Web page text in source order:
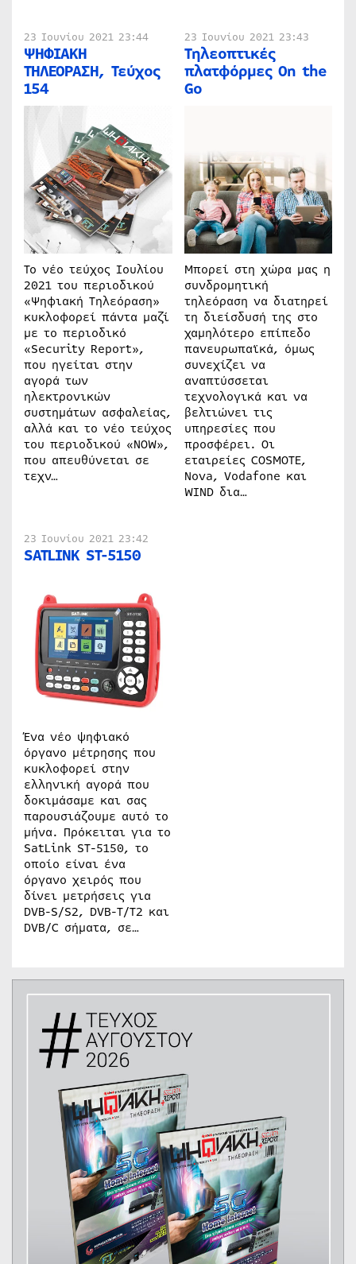
23 Ιουνίου 2021 23:44
ΨΗΦΙΑΚΗ
ΤΗΛΕΟΡΑΣΗ, Τεύχος
154
Το νέο τεύχος Ιουλίου
2021 του περιοδικού
«Ψηφιακή Τηλεόραση»
κυκλοφορεί πάντα μαζί
με το περιοδικό
«Security Report»,
που ηγείται στην
αγορά των
ηλεκτρονικών
συστημάτων ασφαλείας,
αλλά και το νέο τεύχος
του περιοδικού «NOW»,
που απευθύνεται σε
τεχν…
23 Ιουνίου 2021 23:43
Τηλεοπτικές
πλατφόρμες On the
Go
Μπορεί στη χώρα μας η
συνδρομητική
τηλεόραση να διατηρεί
τη διείσδυσή της στο
χαμηλότερο επίπεδο
πανευρωπαϊκά, όμως
συνεχίζει να
αναπτύσσεται
τεχνολογικά και να
βελτιώνει τις
υπηρεσίες που
προσφέρει. Οι
εταιρείες COSMOTE,
Nova, Vodafone και
WIND δια…
23 Ιουνίου 2021 23:42
SATLINK ST-5150
Ένα νέο ψηφιακό
όργανο μέτρησης που
κυκλοφορεί στην
ελληνική αγορά που
δοκιμάσαμε και σας
παρουσιάζουμε αυτό το
μήνα. Πρόκειται για το
SatLink ST-5150, το
οποίο είναι ένα
όργανο χειρός που
δίνει μετρήσεις για
DVB-S/S2, DVB-T/T2 και
DVB/C σήματα, σε…